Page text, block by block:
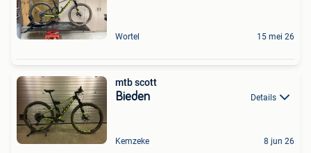
Wortel 15 mei 26
mtb scott
Bieden Details
Kemzeke 8 jun 26